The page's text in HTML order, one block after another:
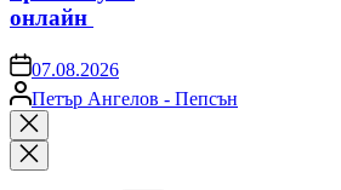
онлайн
on07.08.2026
Posted
by
Петър Ангелов - Пепсън
Close
search